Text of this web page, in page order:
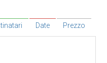
Date Prezzo